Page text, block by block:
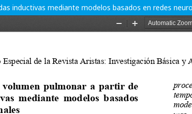
inductivas mediante modelos basados en redes